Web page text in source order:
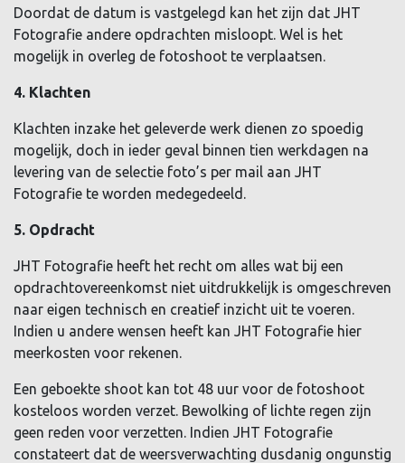
Doordat de datum is vastgelegd kan het zijn dat JHT
Fotografie andere opdrachten misloopt. Wel is het
mogelijk in overleg de fotoshoot te verplaatsen.
4. Klachten
Klachten inzake het geleverde werk dienen zo spoedig
mogelijk, doch in ieder geval binnen tien werkdagen na
levering van de selectie foto’s per mail aan JHT
Fotografie te worden medegedeeld.
5. Opdracht
JHT Fotografie heeft het recht om alles wat bij een
opdrachtovereenkomst niet uitdrukkelijk is omgeschreven
naar eigen technisch en creatief inzicht uit te voeren.
Indien u andere wensen heeft kan JHT Fotografie hier
meerkosten voor rekenen.
Een geboekte shoot kan tot 48 uur voor de fotoshoot
kosteloos worden verzet. Bewolking of lichte regen zijn
geen reden voor verzetten. Indien JHT Fotografie
constateert dat de weersverwachting dusdanig ongunstig